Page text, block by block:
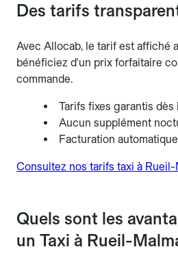
Des tarifs
Avec Allocab, le tarif est affiché
bénéficiez d'un prix forfaitaire
commande.
Tarifs fixes garantis
Aucun supplément
Facturation
Consultez nos tarifs taxi à Rueil-
Quels sont les
un Taxi à Rueil-